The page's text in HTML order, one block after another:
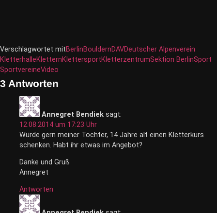
Verschlagwortet mitBerlinBouldernDAVDeutscher Alpenverein
KletterhalleKletternKlettersportKletterzentrumSektion BerlinSport
SportvereineVideo
3 Antworten
Annegret Bendiek sagt:
12.08.2014 um 17:23 Uhr
Würde gern meiner Tochter, 14 Jahre alt einen Kletterkurs
schenken. Habt ihr etwas im Angebot?
Danke und Gruß
Annegret
Antworten